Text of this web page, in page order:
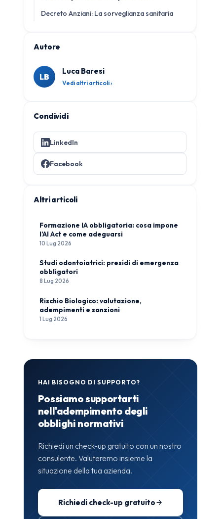
Decreto Anziani: La sorveglianza sanitaria
Autore
LB
Luca Baresi
Vedi altri articoli ›
Condividi
LinkedIn
Facebook
Altri articoli
Formazione IA obbligatoria: cosa impone
l’AI Act e come adeguarsi
10 Lug 2026
Studi odontoiatrici: presidi di emergenza
obbligatori
8 Lug 2026
Rischio Biologico: valutazione,
adempimenti e sanzioni
1 Lug 2026
HAI BISOGNO DI SUPPORTO?
Possiamo supportarti
nell'adempimento degli
obblighi normativi
Richiedi un check-up gratuito con un nostro
consulente. Valuteremo insieme la
situazione della tua azienda.
Richiedi check-up gratuito